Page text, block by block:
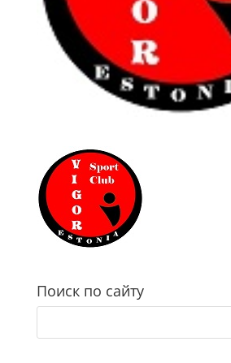
Поиск по сайту